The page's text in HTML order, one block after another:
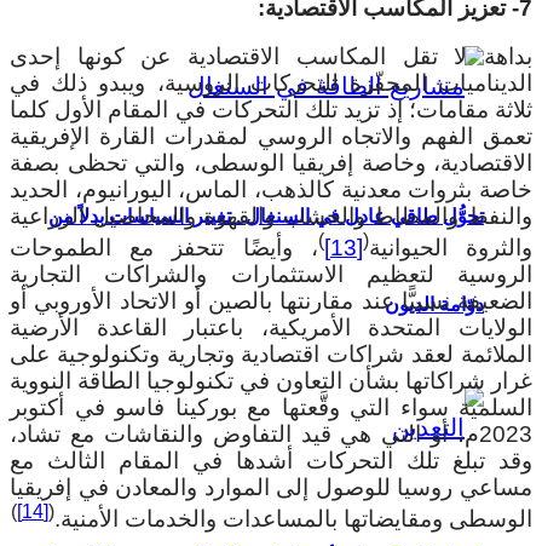
تحوُّل طاقي عادل في السنغال.. تغيير السياسات بدلاً من
دوّامة الديون
لا تقل المكاسب الاقتصادية عن كونها إحدى
المحفّزة للتحركات الروسية، ويبدو ذلك في
مقامات؛ إذ تزيد تلك التحركات في المقام الأول كلما
الفهم والاتجاه الروسي لمقدرات القارة الإفريقية
وخاصة إفريقيا الوسطى، والتي تحظى بصفة
بثروات معدنية كالذهب، الماس، اليورانيوم، الحديد
والمطاط والخشب والقهوة والمحاصيل الزراعية
الحيوانية [13]
)، وأيضًا تتحفز مع الطموحات
لتعظيم الاستثمارات والشراكات التجارية
نسبيًّا عند مقارنتها بالصين أو الاتحاد الأوروبي أو
المتحدة الأمريكية، باعتبار القاعدة الأرضية
لعقد شراكات اقتصادية وتجارية وتكنولوجية على
شراكاتها بشأن التعاون في تكنولوجيا الطاقة النووية
سواء التي وقَّعتها مع بوركينا فاسو في أكتوبر
2023م، أو التي هي قيد التفاوض والنقاشات مع تشاد،
تبلغ تلك التحركات أشدها في المقام الثالث مع
روسيا للوصول إلى الموارد والمعادن في إفريقيا
ومقايضاتها بالمساعدات والخدمات الأمنية. (
[14]
)